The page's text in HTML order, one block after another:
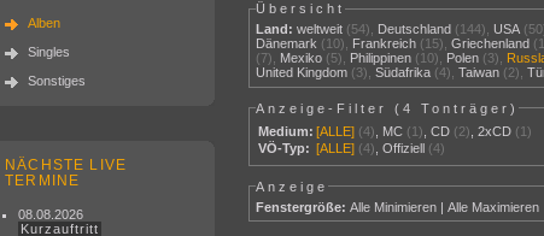
Alben
Singles
Sonstiges
NÄCHSTE LIVE
TERMINE
08.08.2026
Kurzauftritt
Übersicht
Land: weltweit (54), Deutschland (144), USA
Dänemark (10), Frankreich (15),Griechenland
(7), Mexiko (5), Philippinen (10), Polen (3),
United Kingdom (3),Südafrika (4),Taiwan (2),
Anzeige-Filter (4 Tonträger)
Medium: [ALLE] (4) MC (1) ,CD (2) ,2xCD (1)
VÖ-Typ: [ALLE] (4) ,Offiziell (4)
Anzeige
Fenstergröße: Alle Minimieren |Alle Maximieren